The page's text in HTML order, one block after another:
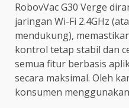
RobovVac G30 Verge
jaringan Wi-Fi 2.4GHz
mendukung),
kontrol tetap stabil dan
semua fitur berbasis
secara maksimal. Oleh
konsumen